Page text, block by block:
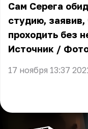
Сам Серега
студию,
проходить без
Источник /
17 ноября 13:37